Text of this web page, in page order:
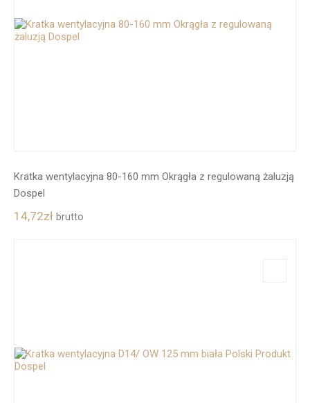
Kratka wentylacyjna 80-160 mm Okrągła z regulowaną żaluzją
Dospel
14,72zł brutto